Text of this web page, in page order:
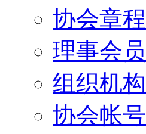
协会章程
理事会员
组织机构
协会帐号